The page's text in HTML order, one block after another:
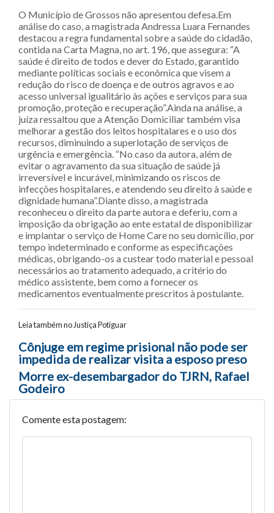
O Município de Grossos não apresentou defesa.Em
análise do caso, a magistrada Andressa Luara Fernandes
destacou a regra fundamental sobre a saúde do cidadão,
contida na Carta Magna, no art. 196, que assegura: “A
saúde é direito de todos e dever do Estado, garantido
mediante políticas sociais e econômica que visem a
redução do risco de doença e de outros agravos e ao
acesso universal igualitário às ações e serviços para sua
promoção, proteção e recuperação”.Ainda na análise, a
juíza ressaltou que a Atenção Domiciliar também visa
melhorar a gestão dos leitos hospitalares e o uso dos
recursos, diminuindo a superlotação de serviços de
urgência e emergência. “No caso da autora, além de
evitar o agravamento da sua situação de saúde já
irreversível e incurável, minimizando os riscos de
infecções hospitalares, e atendendo seu direito à saúde e
dignidade humana”.Diante disso, a magistrada
reconheceu o direito da parte autora e deferiu, com a
imposição da obrigação ao ente estatal de disponibilizar
e implantar o serviço de Home Care no seu domicílio, por
tempo indeterminado e conforme as especificações
médicas, obrigando-os a custear todo material e pessoal
necessários ao tratamento adequado, a critério do
médico assistente, bem como a fornecer os
medicamentos eventualmente prescritos à postulante.
Leia também no Justiça Potiguar
Navegação entre posts
Cônjuge em regime prisional não pode ser
impedida de realizar visita a esposo preso
Morre ex-desembargador do TJRN, Rafael
Godeiro
Comente esta postagem: